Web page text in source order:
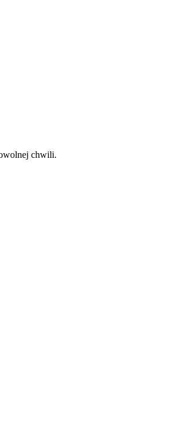
chwili.